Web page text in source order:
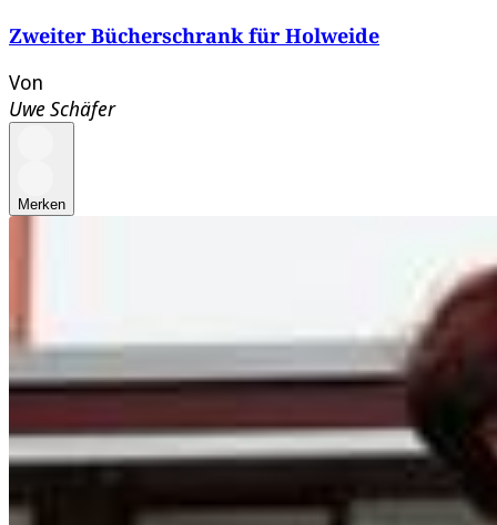
Zweiter Bücherschrank für Holweide
Von
Uwe Schäfer
Merken